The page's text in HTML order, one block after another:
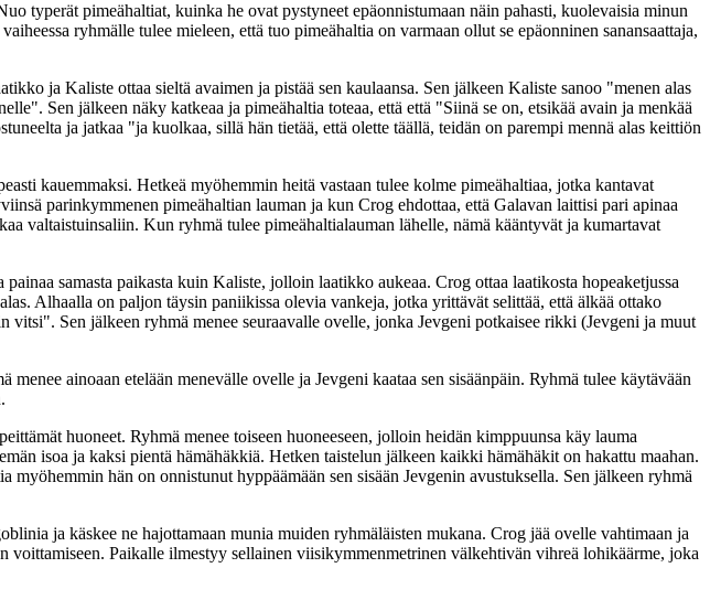
typerät pimeähaltiat, kuinka he ovat pystyneet epäonnistumaan näin pahasti, kuolevaisia minun
ryhmälle tulee mieleen, että tuo pimeähaltia on varmaan ollut se epäonninen sanansaattaja,
ja Kaliste ottaa sieltä avaimen ja pistää sen kaulaansa. Sen jälkeen Kaliste sanoo "menen alas
Sen jälkeen näky katkeaa ja pimeähaltia toteaa, että että "Siinä se on, etsikää avain ja menkää
ja jatkaa "ja kuolkaa, sillä hän tietää, että olette täällä, teidän on parempi mennä alas keittiön
kauemmaksi. Hetkeä myöhemmin heitä vastaan tulee kolme pimeähaltiaa, jotka kantavat
parinkymmenen pimeähaltian lauman ja kun Crog ehdottaa, että Galavan laittisi pari apinaa
valtaistuinsaliin. Kun ryhmä tulee pimeähaltialauman lähelle, nämä kääntyvät ja kumartavat
samasta paikasta kuin Kaliste, jolloin laatikko aukeaa. Crog ottaa laatikosta hopeaketjussa
Alhaalla on paljon täysin paniikissa olevia vankeja, jotka yrittävät selittää, että älkää ottako
Sen jälkeen ryhmä menee seuraavalle ovelle, jonka Jevgeni potkaisee rikki (Jevgeni ja muut
ainoaan etelään menevälle ovelle ja Jevgeni kaataa sen sisäänpäin. Ryhmä tulee käytävään
huoneet. Ryhmä menee toiseen huoneeseen, jolloin heidän kimppuunsa käy lauma
isoa ja kaksi pientä hämähäkkiä. Hetken taistelun jälkeen kaikki hämähäkit on hakattu maahan.
myöhemmin hän on onnistunut hyppäämään sen sisään Jevgenin avustuksella. Sen jälkeen ryhmä
ja käskee ne hajottamaan munia muiden ryhmäläisten mukana. Crog jää ovelle vahtimaan ja
voittamiseen. Paikalle ilmestyy sellainen viisikymmenmetrinen välkehtivän vihreä lohikäärme, joka